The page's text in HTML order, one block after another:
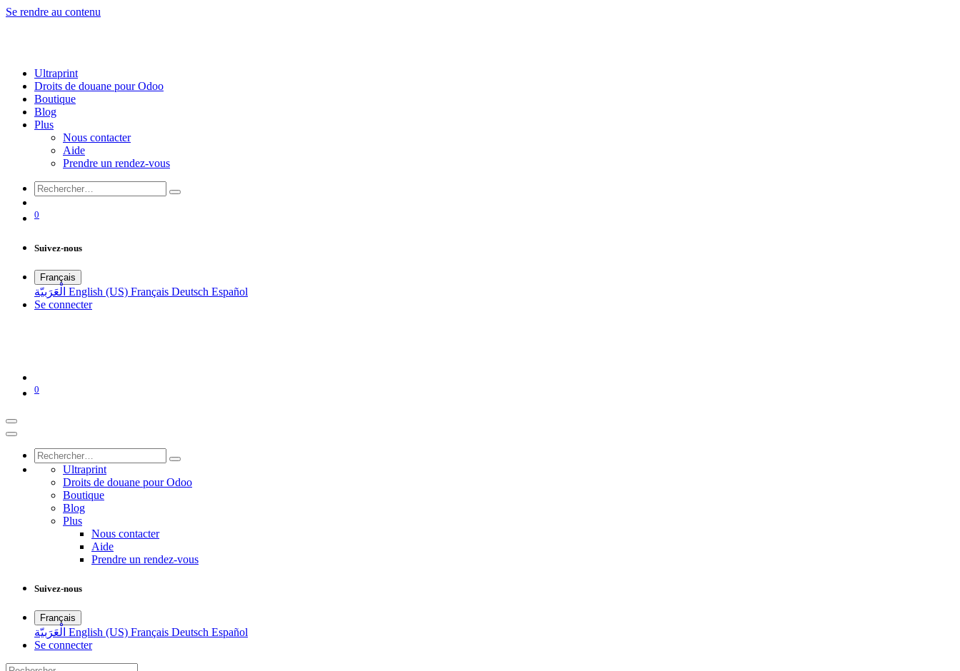
Se rendre au contenu
Ultraprint
Droits de douane pour Odoo
Boutique
Blog
Plus
Nous contacter
Aide
Prendre un rendez-vous
0
Suivez-nous
Français
الْعَرَبيّة English (US) Français Deutsch Español
Se connecter
0
Ultraprint
Droits de douane pour Odoo
Boutique
Blog
Plus
Nous contacter
Aide
Prendre un rendez-vous
Suivez-nous
Français
الْعَرَبيّة English (US) Français Deutsch Español
Se connecter